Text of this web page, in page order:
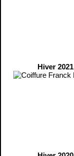
Hiver 2021